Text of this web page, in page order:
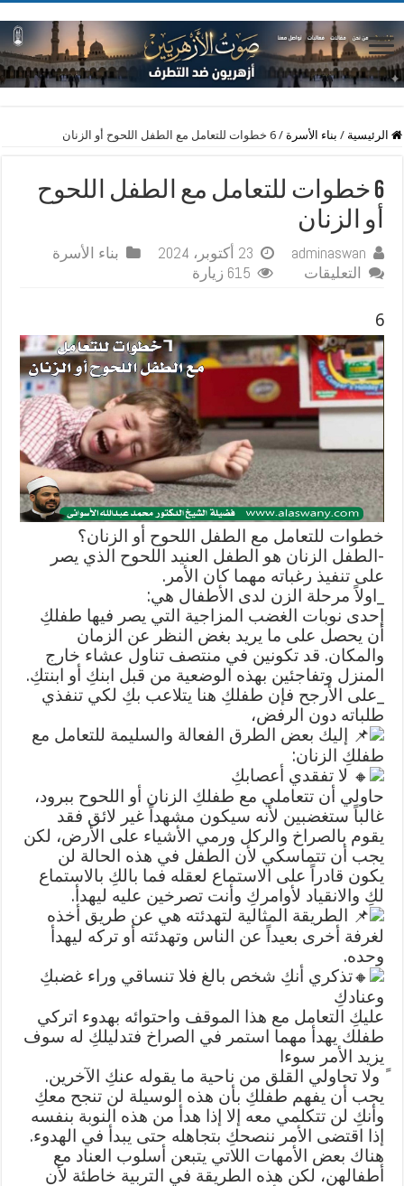
الرئيسية / بناء الأسرة / 6 خطوات للتعامل مع الطفل اللحوح أو الزنان
6 خطوات للتعامل مع الطفل اللحوح
أو الزنان
adminaswan 23 أكتوبر، 2024
بناء الأسرة
التعليقات
للتعامل
مع
الطفل
اللحوح
أو
الزنان
مغلقة
615 زيارة
6
خطوات للتعامل مع الطفل اللحوح أو الزنان؟
-الطفل الزنان هو الطفل العنيد اللحوح الذي يصر
على تنفيذ رغباته مهما كان الأمر.
_اولاً مرحلة الزن لدى الأطفال هي:
إحدى نوبات الغضب المزاجية التي يصر فيها طفلكِ
أن يحصل على ما يريد بغض النظر عن الزمان
والمكان. قد تكونين في منتصف تناول عشاء خارج
المنزل وتفاجئين بهذه الوضعية من قبل ابنكِ أو ابنتكِ.
_على الأرجح فإن طفلكِ هنا يتلاعب بكِ لكي تنفذي
طلباته دون الرفض،
إليك بعض الطرق الفعالة والسليمة للتعامل مع
طفلكِ الزنان:
لا تفقدي أعصابكِ
حاولي أن تتعاملي مع طفلكِ الزنان أو اللحوح ببرود،
غالباً ستغضبين لأنه سيكون مشهداً غير لائق فقد
يقوم بالصراخ والركل ورمي الأشياء على الأرض، لكن
يجب أن تتماسكي لأن الطفل في هذه الحالة لن
يكون قادراً على الاستماع لعقله فما بالكِ بالاستماع
لكِ والانقياد لأوامركِ وأنت تصرخين عليه ليهدأ.
الطريقة المثالية لتهدئته هي عن طريق أخذه
لغرفة أخرى بعيداً عن الناس وتهدئته أو تركه ليهدأ
وحده.
تذكري أنكِ شخص بالغ فلا تنساقي وراء غضبكِ
وعنادكِ
عليكِ التعامل مع هذا الموقف واحتوائه بهدوء اتركي
طفلك يهدأ مهما استمر في الصراخ فتدليلكِ له سوف
يزيد الأمر سوءا
ً ولا تحاولي القلق من ناحية ما يقوله عنكِ الآخرين.
يجب أن يفهم طفلكِ بأن هذه الوسيلة لن تنجح معكِ
وأنكِ لن تتكلمي معه إلا إذا هدأ من هذه النوبة بنفسه
إذا اقتضى الأمر ننصحكِ بتجاهله حتى يبدأ في الهدوء.
هناك بعض الأمهات اللاتي يتبعن أسلوب العناد مع
أطفالهن، لكن هذه الطريقة في التربية خاطئة لأن